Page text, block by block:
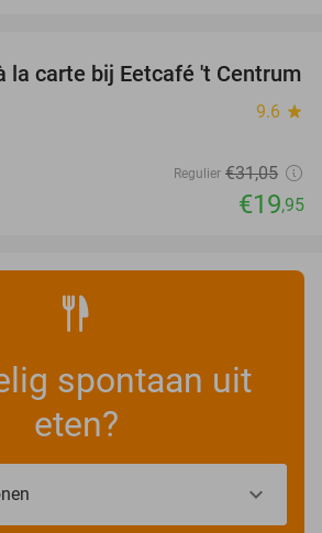
36%
la carte bij Eetcafé 't Centrum
9.6 star
Regulier €31,05
€19,95
spontaan uit
eten?